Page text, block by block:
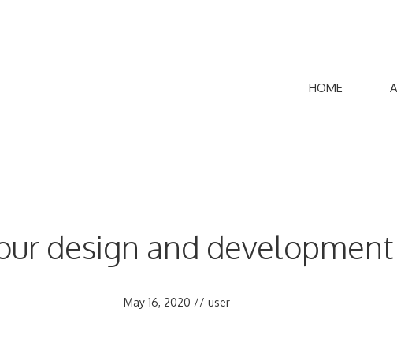
HOME
design and
May 16, 2020 // user